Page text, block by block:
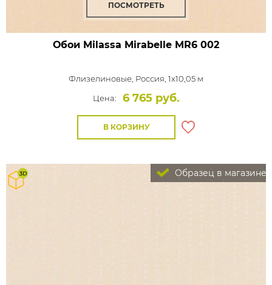
ПОСМОТРЕТЬ
Обои Milassa Mirabelle MR6 002
Флизелиновые, Россия, 1x10,05 м
Цена:
6 765 руб.
В КОРЗИНУ
Образец в магазине